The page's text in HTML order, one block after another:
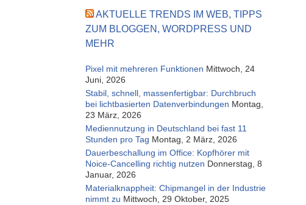
AKTUELLE TRENDS IM WEB, TIPPS
ZUM BLOGGEN, WORDPRESS UND
MEHR
Pixel mit mehreren Funktionen Mittwoch, 24
Juni, 2026
Stabil, schnell, massenfertigbar: Durchbruch
bei lichtbasierten Datenverbindungen Montag,
23 März, 2026
Mediennutzung in Deutschland bei fast 11
Stunden pro Tag Montag, 2 März, 2026
Dauerbeschallung im Office: Kopfhörer mit
Noice-Cancelling richtig nutzen Donnerstag, 8
Januar, 2026
Materialknappheit: Chipmangel in der Industrie
nimmt zu Mittwoch, 29 Oktober, 2025